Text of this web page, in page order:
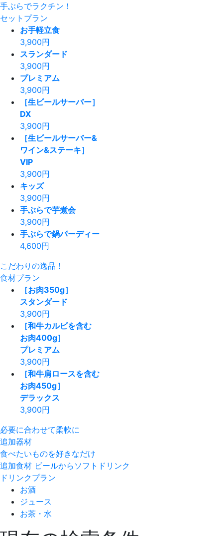
手ぶらでラクチン！
セットプラン
お手軽立食
3,900円
スランダード
3,900円
プレミアム
3,900円
［生ビールサーバー］
DX
3,900円
［生ビールサーバー&
ワイン&ステーキ］
VIP
3,900円
キッズ
3,900円
手ぶらで芋煮会
3,900円
手ぶらで鍋パーディー
4,600円
こだわりの逸品！
食材プラン
［お肉350g］
スタンダード
3,900円
［和牛カルビを含む
お肉400g］
プレミアム
3,900円
［和牛肩ロースを含む
お肉450g］
デラックス
3,900円
必要に合わせて柔軟に
追加器材
食べたいものを好きなだけ
追加食材 ビールからソフトドリンク
ドリンクプラン
お酒
ジュース
お茶・水